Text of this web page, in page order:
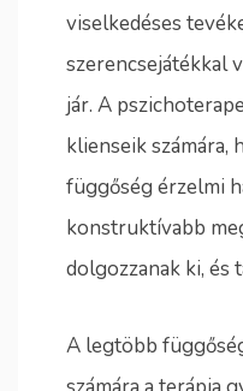
viselkedéses
szerencsejátékkal
jár. A
klienseik számára,
függőség érzelmi
konstruktívabb
dolgozzanak ki, és
A legtöbb